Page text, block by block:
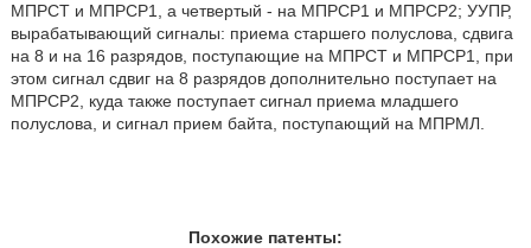
МПРСТ и МПРСР1, а четвертый - на МПРСР1 и МПРСР2; УУПР,
вырабатывающий сигналы: приема старшего полуслова, сдвига
на 8 и на 16 разрядов, поступающие на МПРСТ и МПРСР1, при
этом сигнал сдвиг на 8 разрядов дополнительно поступает на
МПРСР2, куда также поступает сигнал приема младшего
полуслова, и сигнал прием байта, поступающий на МПРМЛ.
Похожие патенты: